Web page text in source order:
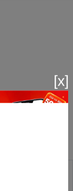
Điều hòa 9000
[x]